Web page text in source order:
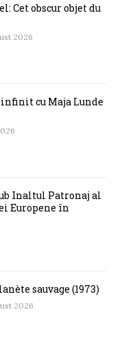
Cet obscur objet du
2026
cu Maja Lunde
Înaltul Patronaj al
Europene în
sauvage (1973)
2026